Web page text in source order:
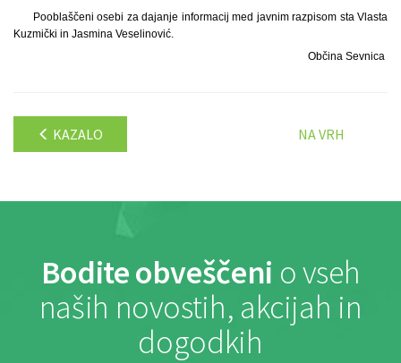
Pooblaščeni osebi za dajanje informacij med javnim razpisom sta Vlasta
Kuzmički in Jasmina Veselinović.
Občina Sevnica
KAZALO NA VRH
Bodite obveščeni o vseh
naših novostih, akcijah in
dogodkih